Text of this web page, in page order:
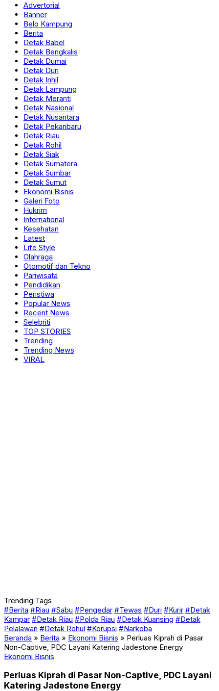
Advertorial
Banner
Belo Kampung
Berita
Detak Babel
Detak Bengkalis
Detak Dumai
Detak Duri
Detak Inhil
Detak Lampung
Detak Meranti
Detak Nasional
Detak Nusantara
Detak Pekanbaru
Detak Riau
Detak Rohil
Detak Siak
Detak Sumatera
Detak Sumbar
Detak Sumut
Ekonomi Bisnis
Galeri Foto
Hukrim
International
Kesehatan
Latest
Life Style
Olahraga
Otomotif dan Tekno
Pariwisata
Pendidikan
Peristiwa
Popular News
Recent News
Selebriti
TOP STORIES
Trending
Trending News
VIRAL
Trending Tags
#Berita #Riau #Sabu #Pengedar #Tewas #Duri #Kurir #Detak
Kampar #Detak Riau #Polda Riau #Detak Kuansing #Detak
Pelalawan #Detak Rohul #Korupsi #Narkoba
Beranda » Berita » Ekonomi Bisnis » Perluas Kiprah di Pasar
Non-Captive, PDC Layani Katering Jadestone Energy
Ekonomi Bisnis
Perluas Kiprah di Pasar Non-Captive, PDC Layani
Katering Jadestone Energy